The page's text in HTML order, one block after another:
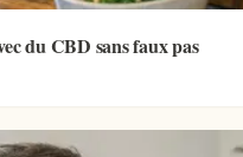
du CBD sans faux pas